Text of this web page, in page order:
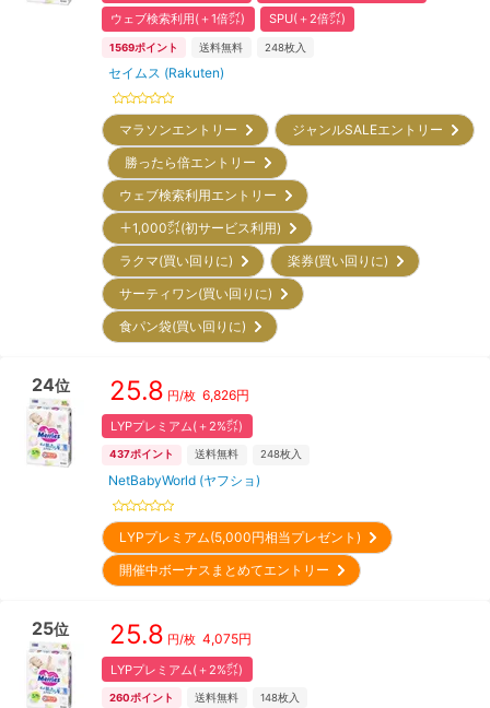
ウェブ検索利用(＋1倍㌽)
SPU(＋2倍㌽)
1569ポイント 送料無料 248枚入
セイムス (Rakuten)
マラソンエントリー
ジャンルSALEエントリー
勝ったら倍エントリー
ウェブ検索利用エントリー
＋1,000㌽(初サービス利用)
ラクマ(買い回りに)
楽券(買い回りに)
サーティワン(買い回りに)
食パン袋(買い回りに)
24位 25.8 円/枚 6,826円
LYPプレミアム(＋2%㌽)
437ポイント 送料無料 248枚入
NetBabyWorld (ヤフショ)
LYPプレミアム(5,000円相当プレゼント)
開催中ボーナスまとめてエントリー
25位 25.8 円/枚 4,075円
LYPプレミアム(＋2%㌽)
260ポイント 送料無料 148枚入